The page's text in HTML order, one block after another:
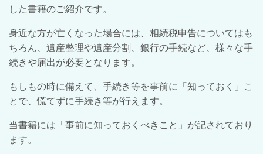
した書籍のご紹介です。
身近な方が亡くなった場合には、相続税申告についてはも
ちろん、遺産整理や遺産分割、銀行の手続など、様々な手
続きや届出が必要となります。
もしもの時に備えて、手続き等を事前に「知っておく」こ
とで、慌てずに手続き等が行えます。
当書籍には「事前に知っておくべきこと」が記されており
ます。